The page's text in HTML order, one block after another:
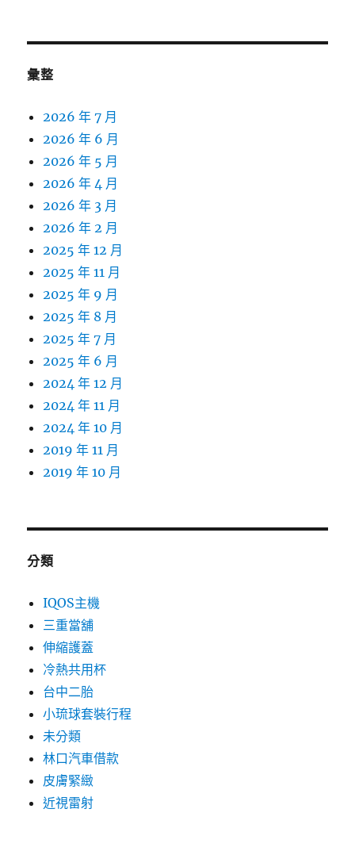
彙整
2026 年 7 月
2026 年 6 月
2026 年 5 月
2026 年 4 月
2026 年 3 月
2026 年 2 月
2025 年 12 月
2025 年 11 月
2025 年 9 月
2025 年 8 月
2025 年 7 月
2025 年 6 月
2024 年 12 月
2024 年 11 月
2024 年 10 月
2019 年 11 月
2019 年 10 月
分類
IQOS主機
三重當舖
伸縮護蓋
冷熱共用杯
台中二胎
小琉球套裝行程
未分類
林口汽車借款
皮膚緊緻
近視雷射